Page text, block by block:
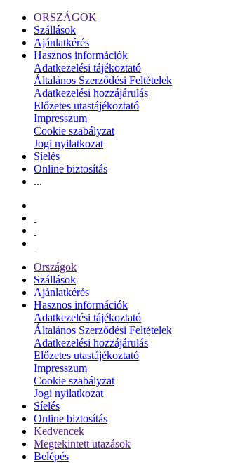
ORSZÁGOK
Szállások
Ajánlatkérés
Hasznos információk
Adatkezelési tájékoztató
Általános Szerződési Feltételek
Adatkezelési hozzájárulás
Előzetes utastájékoztató
Impresszum
Cookie szabályzat
Jogi nyilatkozat
Síelés
Online biztosítás
...
Országok
Szállások
Ajánlatkérés
Hasznos információk
Adatkezelési tájékoztató
Általános Szerződési Feltételek
Adatkezelési hozzájárulás
Előzetes utastájékoztató
Impresszum
Cookie szabályzat
Jogi nyilatkozat
Síelés
Online biztosítás
Kedvencek
Megtekintett utazások
Belépés